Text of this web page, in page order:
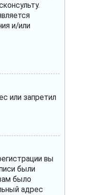
и/или
или запретил
вы
были
было
адрес